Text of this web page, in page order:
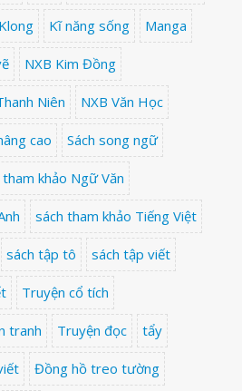
Klong Kĩ năng sống Manga
NXB Kim Đồng
Niên NXB Văn Học
cao Sách song ngữ
khảo Ngữ Văn
sách tham khảo Tiếng Việt
sách tập tô sách tập viết
Truyện cổ tích
tranh Truyện đọc tẩy
Đồng hồ treo tường